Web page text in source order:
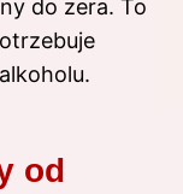
do zera. To
od